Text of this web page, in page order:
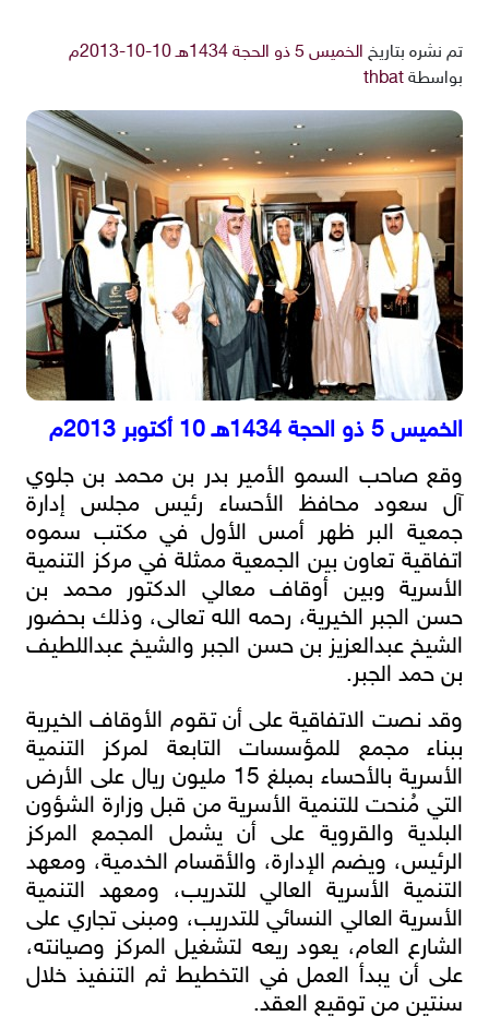
تم نشره بتاريخ الخميس 5 ذو الحجة 1434هـ 10-10-2013م
بواسطة thbat
الخميس 5 ذو الحجة 1434هـ 10 أكتوبر 2013م
وقع صاحب السمو الأمير بدر بن محمد بن جلوي
آل سعود محافظ الأحساء رئيس مجلس إدارة
جمعية البر ظهر أمس الأول في مكتب سموه
اتفاقية تعاون بين الجمعية ممثلة في مركز التنمية
الأسرية وبين أوقاف معالي الدكتور محمد بن
حسن الجبر الخيرية، رحمه الله تعالى، وذلك بحضور
الشيخ عبدالعزيز بن حسن الجبر والشيخ عبداللطيف
بن حمد الجبر.
وقد نصت الاتفاقية على أن تقوم الأوقاف الخيرية
ببناء مجمع للمؤسسات التابعة لمركز التنمية
الأسرية بالأحساء بمبلغ 15 مليون ريال على الأرض
التي مُنحت للتنمية الأسرية من قبل وزارة الشؤون
البلدية والقروية على أن يشمل المجمع المركز
الرئيس، ويضم الإدارة، والأقسام الخدمية، ومعهد
التنمية الأسرية العالي للتدريب، ومعهد التنمية
الأسرية العالي النسائي للتدريب، ومبنى تجاري على
الشارع العام، يعود ريعه لتشغيل المركز وصيانته،
على أن يبدأ العمل في التخطيط ثم التنفيذ خلال
سنتين من توقيع العقد.